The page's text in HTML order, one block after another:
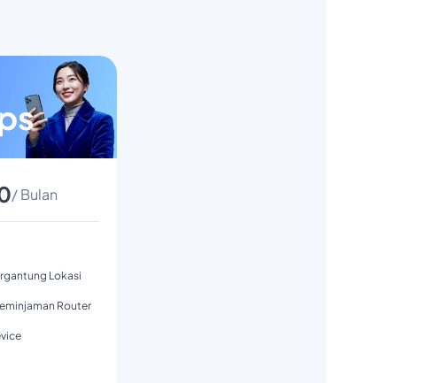
/ Bulan
Lokasi
Router